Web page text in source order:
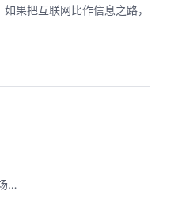
果把互联网比作信息之路，
…